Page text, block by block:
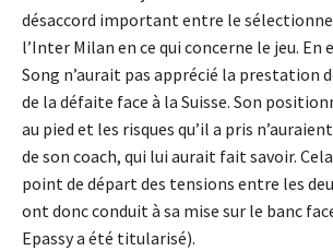
désaccord important entre le
l’Inter Milan en ce qui concerne le jeu.
Song n’aurait pas apprécié la prestation
de la défaite face à la Suisse. Son
au pied et les risques qu’il a pris
de son coach, qui lui aurait fait savoir.
point de départ des tensions entre les
ont donc conduit à sa mise sur le banc
Epassy a été titularisé).